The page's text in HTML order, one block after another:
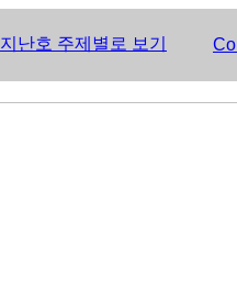
지난호 주제별로 보기